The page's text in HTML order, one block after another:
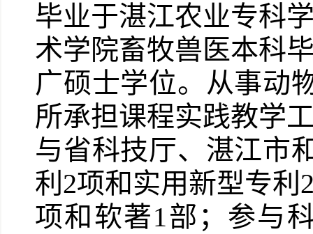
毕业于湛江农业专科
术学院畜牧兽医本科
广硕士学位。从事动
所承担课程实践教学
与省科技厅、湛江市
利2项和实用新型专
项和软著1部；参与